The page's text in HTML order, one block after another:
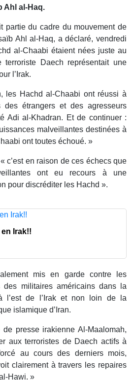
Ahl al-Haq.
partie du cadre du mouvement de
Ahl al-Haq, a déclaré, vendredi
al-Chaabi étaient nées juste au
terroriste Daech représentait une
l’Irak.
les Hachd al-Chaabi ont réussi à
des étrangers et des agresseurs
Adi al-Khadran. Et de continuer :
malveillantes destinées à
ont toutes échoué. »
c’est en raison de ces échecs que
ont eu recours à une
pour discréditer les Hachd ».
Irak!!
mis en garde contre les
des militaires américains dans la
l’est de l’Irak et non loin de la
islamique d’Iran.
de presse irakienne Al-Maalomah,
aux terroristes de Daech actifs à
au cours des derniers mois,
clairement à travers les repaires
Hawi. »